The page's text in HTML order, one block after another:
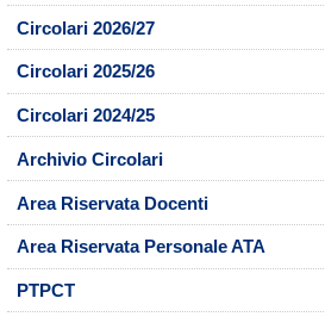
Circolari 2026/27
Circolari 2025/26
Circolari 2024/25
Archivio Circolari
Area Riservata Docenti
Area Riservata Personale ATA
PTPCT